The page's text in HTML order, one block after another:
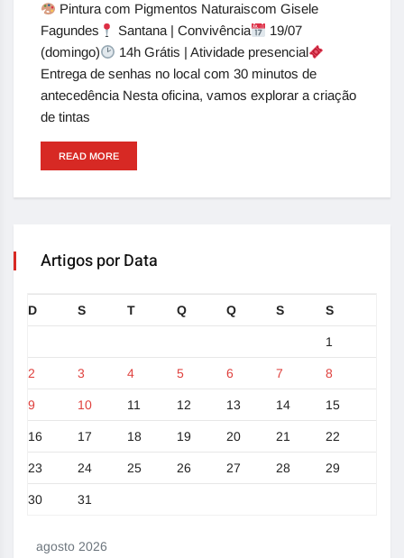
Pintura com Pigmentos Naturaiscom Gisele
Fagundes
Santana | Convivência
19/07
(domingo)
14h Grátis | Atividade presencial
Entrega de senhas no local com 30 minutos de
antecedência Nesta oficina, vamos explorar a criação
de tintas
READ MORE
Artigos por Data
agosto 2026
D S T Q Q S S
1
2 3 4 5 6 7 8
9 10 11 12 13 14 15
16 17 18 19 20 21 22
23 24 25 26 27 28 29
30 31